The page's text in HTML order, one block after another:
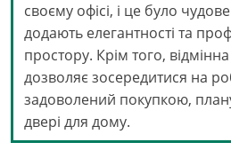
своєму офісі, і це було
додають елегантності та
простору. Крім того,
дозволяє зосередитися на
задоволений покупкою,
двері для дому.